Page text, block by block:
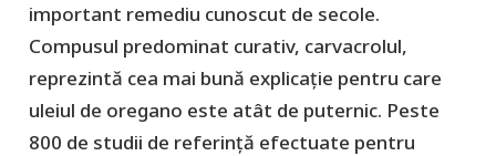
important remediu cunoscut de secole.
Compusul predominat curativ, carvacrolul,
reprezintă cea mai bună explicație pentru care
uleiul de oregano este atât de puternic. Peste
800 de studii de referință efectuate pentru